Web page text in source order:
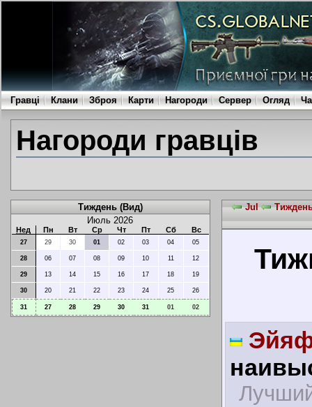
Гравці Клани Зброя Карти Нагороди Сервер Огляд
Нагороди гравців
Тиждень (Вид)
Июль 2026
Нед Пн Вт Ср Чт Пт Сб Вс
27 29 30 01 02 03 04 05
28 06 07 08 09 10 11 12
29 13 14 15 16 17 18 19
30 20 21 22 23 24 25 26
31 27 28 29 30 31 01 02
Jul